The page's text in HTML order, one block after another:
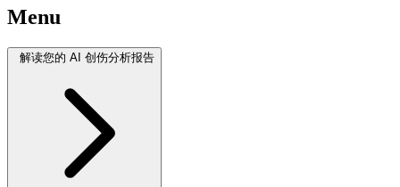
Menu
解读您的 AI 创伤分析报告